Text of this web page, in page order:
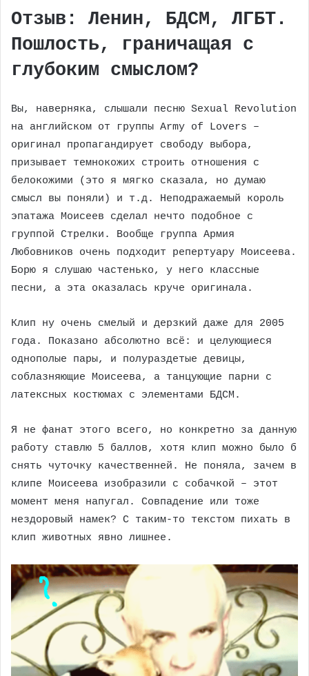
Отзыв: Ленин, БДСМ, ЛГБТ.
Пошлость, граничащая с
глубоким смыслом?
Вы, наверняка, слышали песню Sexual Revolution
на английском от группы Army of Lovers –
оригинал пропагандирует свободу выбора,
призывает темнокожих строить отношения с
белокожими (это я мягко сказала, но думаю
смысл вы поняли) и т.д. Неподражаемый король
эпатажа Моисеев сделал нечто подобное с
группой Стрелки. Вообще группа Армия
Любовников очень подходит репертуару Моисеева.
Борю я слушаю частенько, у него классные
песни, а эта оказалась круче оригинала.
Клип ну очень смелый и дерзкий даже для 2005
года. Показано абсолютно всё: и целующиеся
однополые пары, и полураздетые девицы,
соблазняющие Моисеева, а танцующие парни с
латексных костюмах с элементами БДСМ.
Я не фанат этого всего, но конкретно за данную
работу ставлю 5 баллов, хотя клип можно было б
снять чуточку качественней. Не поняла, зачем в
клипе Моисеева изобразили с собачкой – этот
момент меня напугал. Совпадение или тоже
нездоровый намек? С таким-то текстом пихать в
клип животных явно лишнее.